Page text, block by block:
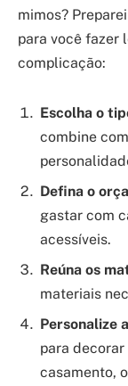
mimos?
para você fazer
complicação:
Escolha o
combine
Defina o
gastar com
acessíveis.
Reúna os
materiais
Personalize
para
casamento,